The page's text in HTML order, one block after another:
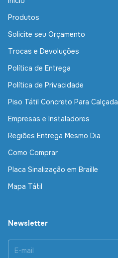
Produtos
Solicite seu Orçamento
Trocas e Devoluções
Política de Entrega
Política de Privacidade
Piso Tátil Concreto Para Calçada
Empresas e Instaladores
Regiões Entrega Mesmo Dia
Como Comprar
Placa Sinalização em Braille
Mapa Tátil
Newsletter